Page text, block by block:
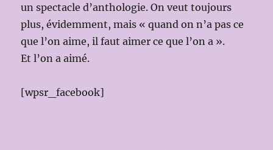
un spectacle d’anthologie. On veut toujours
plus, évidemment, mais « quand on n’a pas ce
que l’on aime, il faut aimer ce que l’on a ».
Et l’on a aimé.
[wpsr_facebook]